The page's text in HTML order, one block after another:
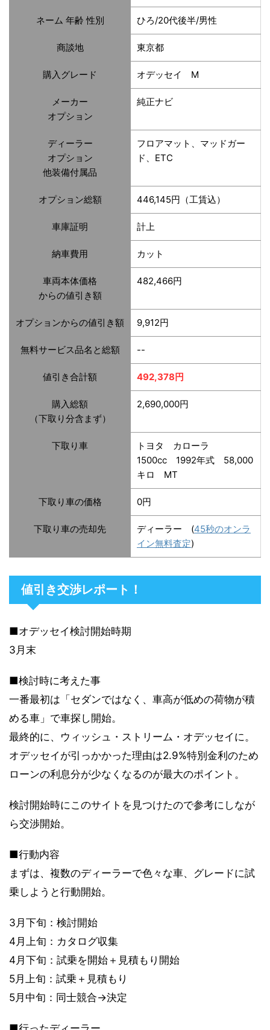
ネーム 年齢 性別 ひろ/20代後半/男性
商談地 東京都
購入グレード オデッセイ M
メーカー
オプション
純正ナビ
ディーラー
オプション
他装備付属品
フロアマット、マッドガー
ド、ETC
オプション総額 446,145円（工賃込）
車庫証明 計上
納車費用 カット
車両本体価格
からの値引き額
482,466円
オプションからの値引き額 9,912円
無料サービス品名と総額 --
値引き合計額 492,378円
購入総額
（下取り分含まず）
2,690,000円
下取り車
トヨタ カローラ
1500cc 1992年式 58,000
キロ MT
下取り車の価格 0円
下取り車の売却先 ディーラー (45秒のオンラ
イン無料査定)
値引き交渉レポート！
■オデッセイ検討開始時期
3月末
■検討時に考えた事
一番最初は「セダンではなく、車高が低めの荷物が積
める車」で車探し開始。
最終的に、ウィッシュ・ストリーム・オデッセイに。
オデッセイが引っかかった理由は2.9%特別金利のため
ローンの利息分が少なくなるのが最大のポイント。
検討開始時にこのサイトを見つけたので参考にしなが
ら交渉開始。
■行動内容
まずは、複数のディーラーで色々な車、グレードに試
乗しようと行動開始。
3月下旬：検討開始
4月上旬：カタログ収集
4月下旬：試乗を開始＋見積もり開始
5月上旬：試乗＋見積もり
5月中旬：同士競合→決定